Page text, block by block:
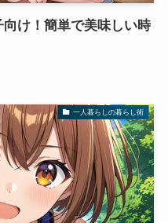
け！簡単で美味しい時
一人暮らしの暮らし術